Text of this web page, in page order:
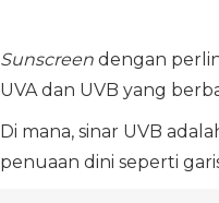
Sunscreendengan
UVA dan UVB yang
Di mana, sinar UVB
penuaan dini seperti